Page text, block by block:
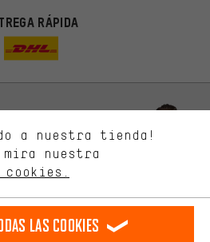
RÁPIDA
asesorarte
a nuestra tienda!
nuestra
al azar, obtendrás ofertas adecuadas para
nos ayudan a identificar tus
socios publicitarios y a mostrarte ofertas
de rendimiento, puedes influir en la mejora
oferta de la tienda con tu
creamos enlaces a plataformas de redes
las cookies